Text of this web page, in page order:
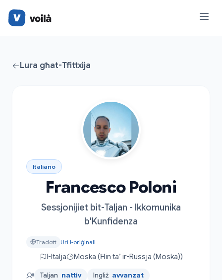
Lura għat-Tfittxija
Italiano
Francesco Poloni
Sessjonijiet bit-Taljan - Ikkomunika
b'Kunfidenza
Tradott Uri l-oriġinali
l-Italja Moska (Ħin ta’ ir-Russja (Moska))
Taljan nattiv Ingliż avvanzat